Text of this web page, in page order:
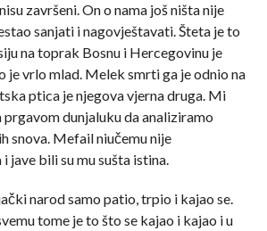
završeni. On o nama još ništa nije
sanjati i nagovještavati. Šteta je to
na toprak Bosnu i Hercegovinu je
je vrlo mlad. Melek smrti ga je odnio na
ptica je njegova vjerna druga. Mi
prgavom dunjaluku da analiziramo
snova. Mefail niučemu nije
jave bili su mu sušta istina.
narod samo patio, trpio i kajao se.
tome je to što se kajao i kajao i u